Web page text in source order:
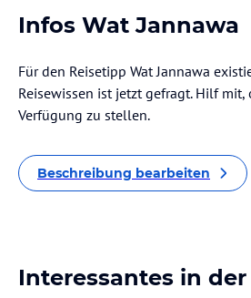
Infos Wat Jannawa
Für den Reisetipp Wat Jannawa
Reisewissen ist jetzt gefragt. Hilf
Verfügung zu stellen.
Beschreibung bearbeiten
Interessantes in der